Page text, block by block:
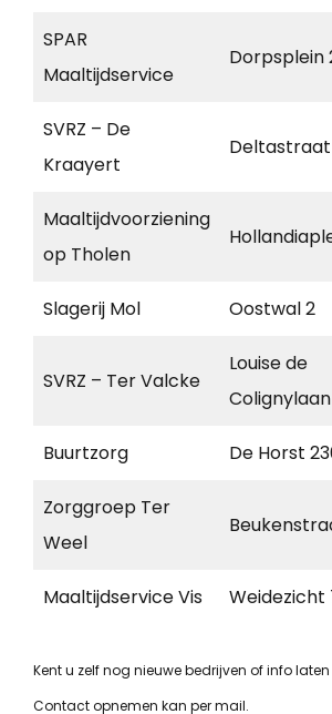
SPAR
Maaltijdservice
Dorpsplein
SVRZ – De
Kraayert
Maaltijdvoorziening
op Tholen
Slagerij Mol Oostwal 2
SVRZ – Ter Valcke
Louise de
Buurtzorg De Horst
Zorggroep Ter
Weel
Maaltijdservice Vis Weidezicht
Kent u zelf nog nieuwe bedrijven of info
Contact opnemen kan per mail.